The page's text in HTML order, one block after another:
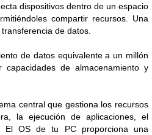
dispositivos dentro de un espacio
compartir recursos. Una
de datos.
de datos equivalente a un millón
de almacenamiento y
central que gestiona los recursos
la ejecución de aplicaciones, el
El OS de tu PC proporciona una
Stage 501, que convierte
un karaoke con IAal instante
Red Dot e iF Design Award 2026...